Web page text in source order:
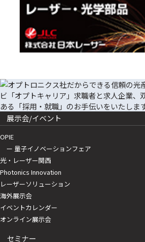
展示会/イベント
OPIE
ー 量子イノベーションフェア
光・レーザー関西
Photonics Innovation
レーザーソリューション
海外展示会
イベントカレンダー
オンライン展示会
セミナー